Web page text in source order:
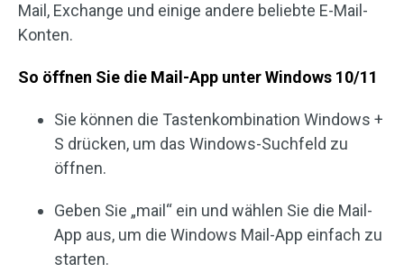
Mail, Exchange und einige andere beliebte E-Mail-
Konten.
So öffnen Sie die Mail-App unter Windows 10/11
Sie können die Tastenkombination Windows +
S drücken, um das Windows-Suchfeld zu
öffnen.
Geben Sie „mail“ ein und wählen Sie die Mail-
App aus, um die Windows Mail-App einfach zu
starten.